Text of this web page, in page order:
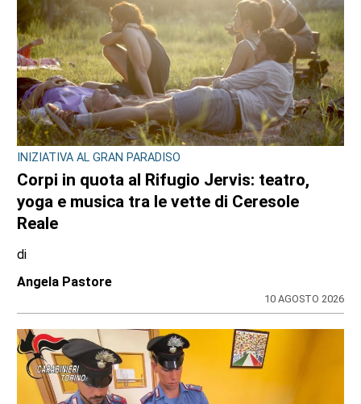
INIZIATIVA AL GRAN PARADISO
Corpi in quota al Rifugio Jervis: teatro,
yoga e musica tra le vette di Ceresole
Reale
di
Angela Pastore
10 AGOSTO 2026